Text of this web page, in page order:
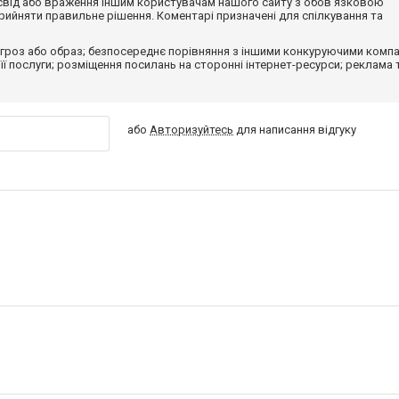
правильне рішення. Коментарі призначені для спілкування та
або образ; безпосереднє порівняння з іншими конкуруючими
послуги; розміщення посилань на сторонні інтернет-ресурси; реклама
абоАвторизуйтесь для написання відгуку